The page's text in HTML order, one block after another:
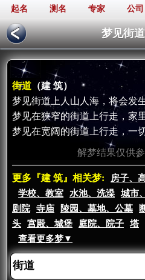
起名 测名 专家 公司
梦见街
街道 （建 筑）
梦见街道上人山人海，将会发
梦见在狭窄的街道上行走，家
梦见在宽阔的街道上行走，一
解梦结果仅供
更多『建 筑』相关梦: 房子、
学校、教室
水池、洗澡 城市
剧院
寺庙 陵园、墓地、公墓
头
宫殿、城堡 庭院、院子 塔
查看更多梦▼